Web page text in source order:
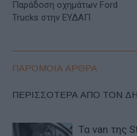
Παράδοση οχημάτων Ford
Trucks στην ΕΥΔΑΠ
ΠΑΡΟΜΟΙΑ ΑΡΘΡΑ
ΠΕΡΙΣΣΟΤΕΡΑ ΑΠΟ ΤΟΝ
Τα van της